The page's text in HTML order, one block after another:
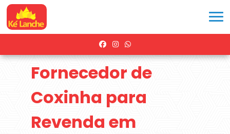
Fornecedor de
Coxinha para
Revenda em